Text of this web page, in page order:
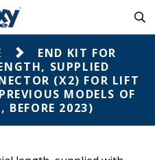
END KIT FOR
SUPPLIED
(X2) FOR LIFT
MODELS OF
BEFORE 2023)